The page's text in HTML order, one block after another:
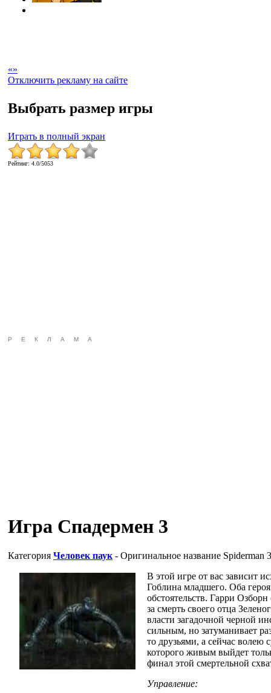
«»
Отключить рекламу на сайте
Выбрать размер игры
Играть в полный экран
Рейтинг: 4.0/5053
РЕКЛАМА
Игра Спадермен 3
Категория Человек паук - Оригинальное название Spiderman
В этой игре от вас зависит
Гоблина младшего. Оба
обстоятельств. Гарри
за смерть своего отца
власти загадочной черной
сильным, но затуманивает
то друзьями, а сейчас волею
которого живым выйдет
финал этой смертельной
Управление: